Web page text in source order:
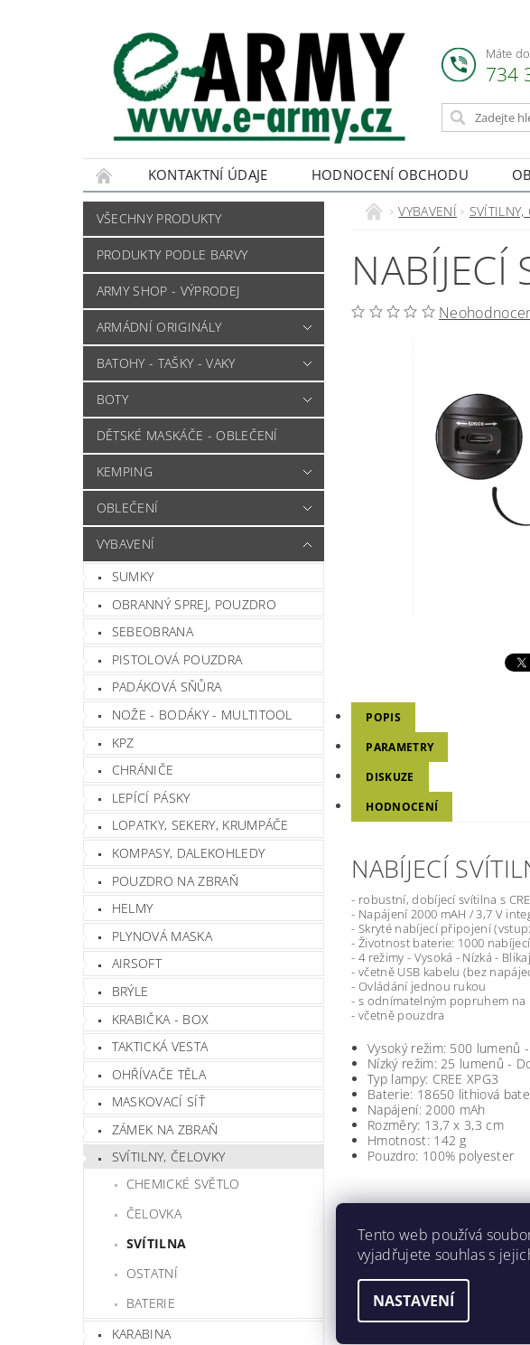
Máte
734
KONTAKTNÍ ÚDAJE HODNOCENÍ OBCHODU
VŠECHNY PRODUKTY
PRODUKTY PODLE BARVY
ARMY SHOP - VÝPRODEJ
ARMÁDNÍ ORIGINÁLY
BATOHY - TAŠKY - VAKY
BOTY
DĚTSKÉ MASKÁČE - OBLEČENÍ
KEMPING
OBLEČENÍ
VYBAVENÍ
SUMKY
OBRANNÝ SPREJ, POUZDRO
SEBEOBRANA
PISTOLOVÁ POUZDRA
PADÁKOVÁ SŇŮRA
NOŽE - BODÁKY - MULTITOOL
KPZ
CHRÁNIČE
LEPÍCÍ PÁSKY
LOPATKY, SEKERY, KRUMPÁČE
KOMPASY, DALEKOHLEDY
POUZDRO NA ZBRAŇ
HELMY
PLYNOVÁ MASKA
AIRSOFT
BRÝLE
KRABIČKA - BOX
TAKTICKÁ VESTA
OHŘÍVAČE TĚLA
MASKOVACÍ SÍŤ
ZÁMEK NA ZBRAŇ
SVÍTILNY, ČELOVKY
CHEMICKÉ SVĚTLO
ČELOVKA
SVÍTILNA
OSTATNÍ
BATERIE
KARABINA
VYBAVENÍ SVÍTILNY,
NABÍJECÍ
POPIS
PARAMETRY
DISKUZE
HODNOCENÍ
NABÍJECÍ
- robustní, dobíjecí svítilna s
- Napájení 2000 mAH / 3,7 V
- Skryté nabíjecí připojení
- Životnost baterie: 1000
- 4 režimy - Vysoká - Nízká -
- včetně USB kabelu (bez
- Ovládání jednou rukou
- s odnímatelným popruhem na
- včetně pouzdra
Vysoký režim: 500 lumenů
Nízký režim: 25 lumenů -
Typ lampy: CREE XPG3
Baterie: 18650 lithiová
Napájení: 2000 mAh
Rozměry: 13,7 x 3,3 cm
Hmotnost: 142 g
Pouzdro: 100% polyester
Tento web používá
vyjadřujete souhlas s
NASTAVENÍ